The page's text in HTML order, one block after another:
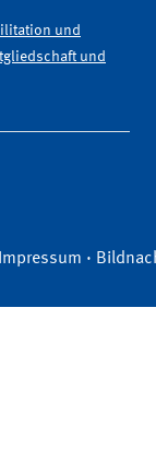
und
und
Impressum ·